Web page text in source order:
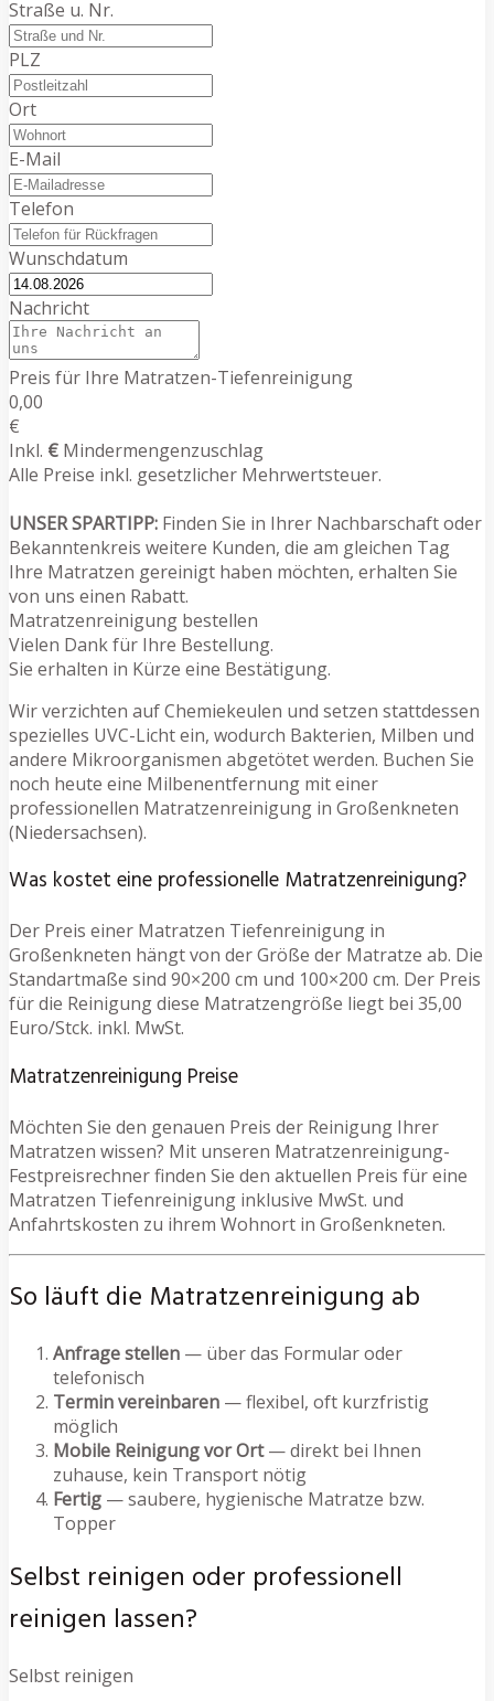
Straße u. Nr.
PLZ
Ort
E-Mail
Telefon
Wunschdatum
Nachricht
Preis für Ihre Matratzen-Tiefenreinigung
0,00
€
Inkl. € Mindermengenzuschlag
Alle Preise inkl. gesetzlicher Mehrwertsteuer.
UNSER SPARTIPP: Finden Sie in Ihrer Nachbarschaft oder
Bekanntenkreis weitere Kunden, die am gleichen Tag
Ihre Matratzen gereinigt haben möchten, erhalten Sie
von uns einen Rabatt.
Matratzenreinigung bestellen
Vielen Dank für Ihre Bestellung.
Sie erhalten in Kürze eine Bestätigung.
Wir verzichten auf Chemiekeulen und setzen stattdessen
spezielles UVC-Licht ein, wodurch Bakterien, Milben und
andere Mikroorganismen abgetötet werden. Buchen Sie
noch heute eine Milbenentfernung mit einer
professionellen Matratzenreinigung in Großenkneten
(Niedersachsen).
Was kostet eine professionelle Matratzenreinigung?
Der Preis einer Matratzen Tiefenreinigung in
Großenkneten hängt von der Größe der Matratze ab. Die
Standartmaße sind 90×200 cm und 100×200 cm. Der Preis
für die Reinigung diese Matratzengröße liegt bei 35,00
Euro/Stck. inkl. MwSt.
Matratzenreinigung Preise
Möchten Sie den genauen Preis der Reinigung Ihrer
Matratzen wissen? Mit unseren Matratzenreinigung-
Festpreisrechner finden Sie den aktuellen Preis für eine
Matratzen Tiefenreinigung inklusive MwSt. und
Anfahrtskosten zu ihrem Wohnort in Großenkneten.
So läuft die Matratzenreinigung ab
Anfrage stellen — über das Formular oder
telefonisch
Termin vereinbaren — flexibel, oft kurzfristig
möglich
Mobile Reinigung vor Ort— direkt bei Ihnen
zuhause, kein Transport nötig
Fertig — saubere, hygienische Matratze bzw.
Topper
Selbst reinigen oder professionell
reinigen lassen?
Selbst reinigen